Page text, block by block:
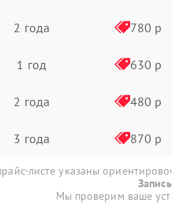
2 года 780 р
1 год 630 р
2 года 480 р
3 года 870 р
листе указаны
Мы проверим ваше